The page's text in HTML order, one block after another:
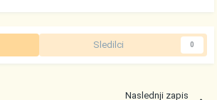
Sledilci 0
Naslednji zapis